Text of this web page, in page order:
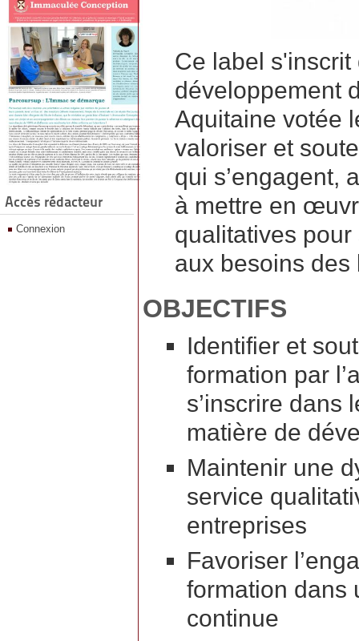
Accès rédacteur
Connexion
Ce label
développement
Aquitaine votée
valoriser et
qui s’engagent,
à mettre en
qualitatives pour
aux besoins
OBJECTIFS
Identifier et
formation par
s’inscrire dans
matière de
Maintenir une
service
entreprises
Favoriser
formation dans
continue